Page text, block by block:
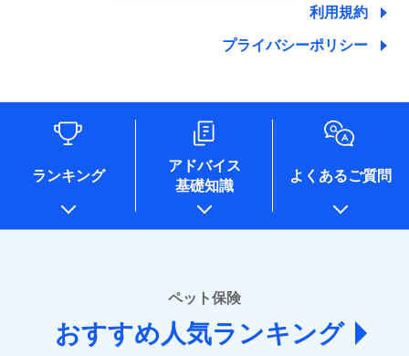
しくは委託を受けている保険会社・提携会社の保険その他に
た維持管理等の委託業務遂行のため、またそれらに付帯、関
各種セミナーの開催のため
コンサルティングサービスの実施のため
アンケートやキャンペーン等の実施のため
上記に係る案内・手続き・管理等付帯業務を行うため
* 当社が委託を受けている保険会社の情報は、保険会社
あいおいニッセイ同和損害保険株式会社
(https://www.aioinissaydowa.co.jp/)
アクサ損害保険株式会社 (https://www.axa-
利用規約
プライバシーポリシー
ランキング
アドバイス
基礎知識
よくあるご質問
ペット保険
おすすめ人気ランキング